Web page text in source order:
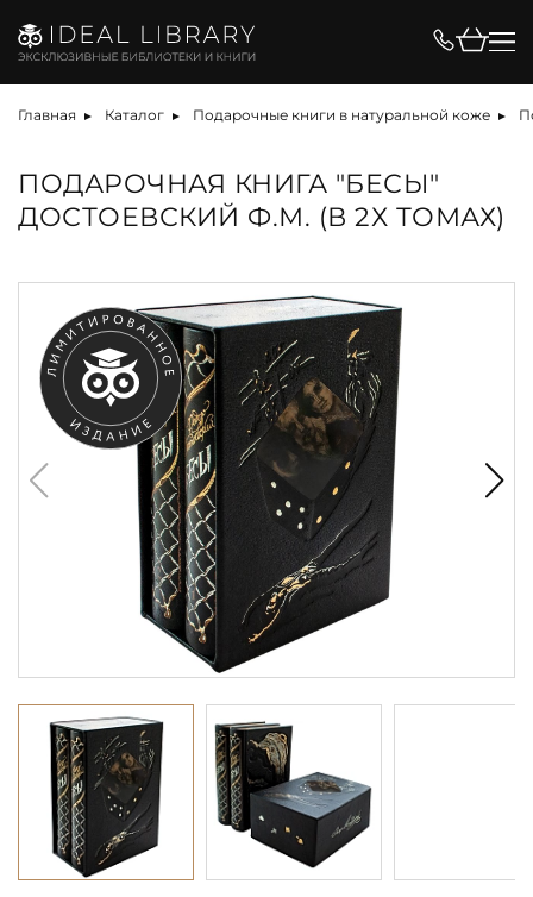
Главная Каталог Подарочные книги в натуральной коже
ПОДАРОЧНАЯ КНИГА "БЕСЫ"
ДОСТОЕВСКИЙ Ф.М. (В 2Х ТОМАХ)